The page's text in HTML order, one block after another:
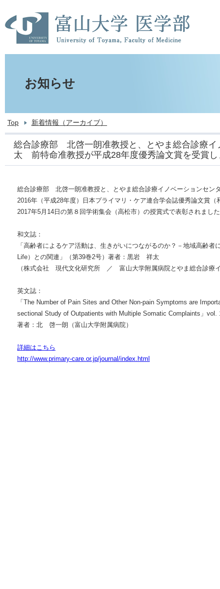
お知らせ
Top 新着情報（アーカイブ）
総合診療部 北啓一朗准教授と、とやま総合診療イ
太 前特命准教授が平成28年度優秀論文賞を受賞し
総合診療部 北啓一朗准教授と、とやま総合診療イノベーションセ
2016年（平成28年度）日本プライマリ・ケア連合学会誌優秀論文賞（
2017年5月14日の第８回学術集会（高松市）の授賞式で表彰されまし
和文誌：
「高齢者によるケア活動は、生きがいにつながるのか？－地域高齢
Life）との関連」（第39巻2号）著者：黒岩 祥太
（株式会社 現代文化研究所 ／ 富山大学附属病院とやま総合診療
英文誌：
「The Number of Pain Sites and Other Non-pain Symptoms are
sectional Study of Outpatients with Multiple Somatic Complaints」vol.
著者：北 啓一朗（富山大学附属病院）
詳細はこちら
http://www.primary-care.or.jp/journal/index.html